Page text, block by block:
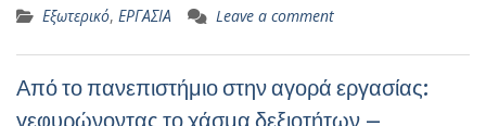
Εξωτερικό, ΕΡΓΑΣΙΑ Leave a comment
Από το πανεπιστήμιο στην αγορά εργασίας:
γεφυρώνοντας το χάσμα δεξιοτήτων –